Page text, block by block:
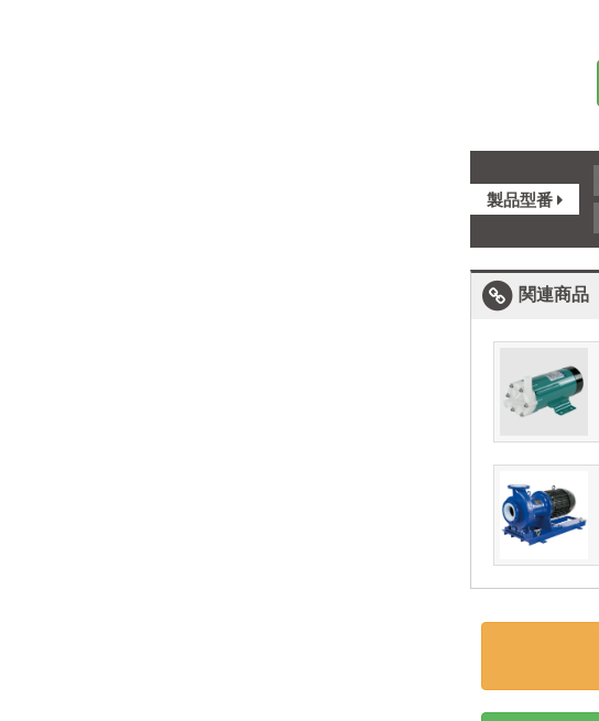
製品型番
関連商品